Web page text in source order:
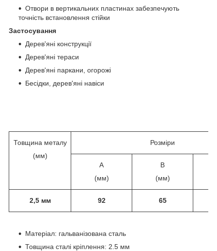
Отвори в вертикальних пластинах забезпечують
точність встановлення стійки
Застосування
Дерев'яні конструкції
Дерев'яні тераси
Дерев'яні паркани, огорожі
Бесідки, дерев'яні навіси
Товщина металу
(мм)
Розміри
A
(мм)
B
(мм)
2,5 мм 92 65
Матеріал: гальванізована сталь
Товщина сталі кріплення: 2.5 мм